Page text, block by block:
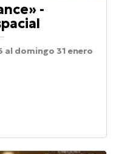
-
al domingo 31 enero